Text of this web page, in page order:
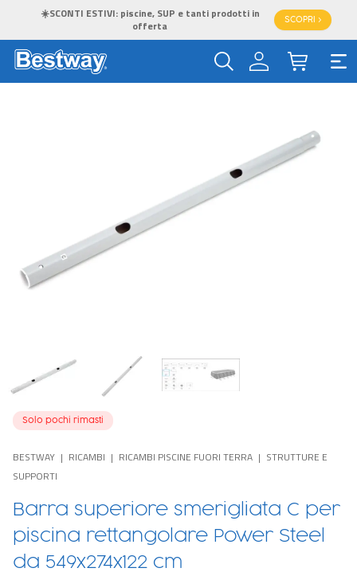
☀️SCONTI ESTIVI: piscine, SUP e tanti prodotti in
offerta
SCOPRI >
Solo pochi rimasti
BESTWAY RICAMBI RICAMBI PISCINE FUORI TERRA
STRUTTURE E
SUPPORTI
Barra superiore smerigliata C per
piscina rettangolare Power Steel
da 549x274x122 cm